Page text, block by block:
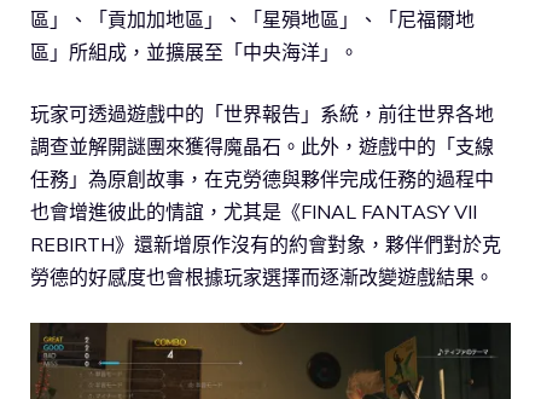
區」、「貢加加地區」、「星殞地區」、「尼福爾地
區」所組成，並擴展至「中央海洋」。
玩家可透過遊戲中的「世界報告」系統，前往世界各地
調查並解開謎團來獲得魔晶石。此外，遊戲中的「支線
任務」為原創故事，在克勞德與夥伴完成任務的過程中
也會增進彼此的情誼，尤其是《FINAL FANTASY VII
REBIRTH》還新增原作沒有的約會對象，夥伴們對於克
勞德的好感度也會根據玩家選擇而逐漸改變遊戲結果。